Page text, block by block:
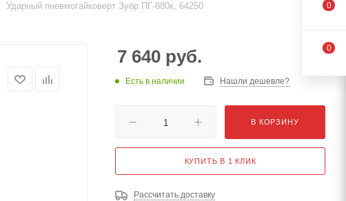
Ударный пневмогайковерт Зубр ПГ-880к, 64250
7 640 руб.
Есть в наличии Нашли дешевле?
В КОРЗИНУ
КУПИТЬ В 1 КЛИК
Рассчитать доставку
0
0